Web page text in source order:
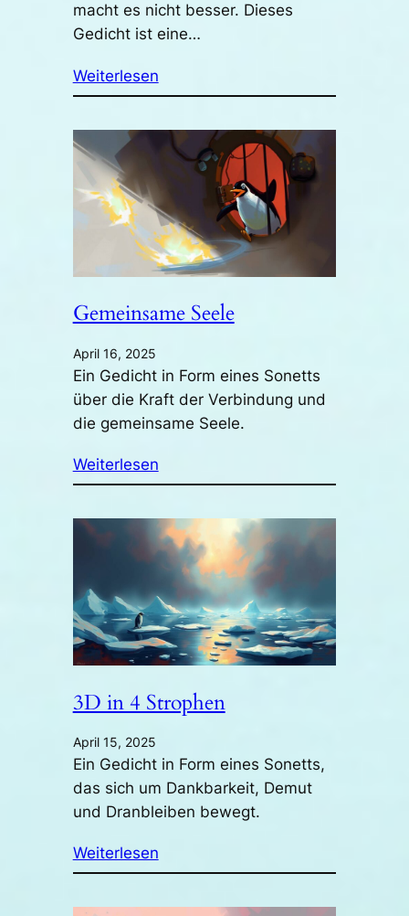
macht es nicht besser. Dieses
Gedicht ist eine…
Weiterlesen
Gemeinsame Seele
April 16, 2025
Ein Gedicht in Form eines Sonetts
über die Kraft der Verbindung und
die gemeinsame Seele.
Weiterlesen
3D in 4 Strophen
April 15, 2025
Ein Gedicht in Form eines Sonetts,
das sich um Dankbarkeit, Demut
und Dranbleiben bewegt.
Weiterlesen